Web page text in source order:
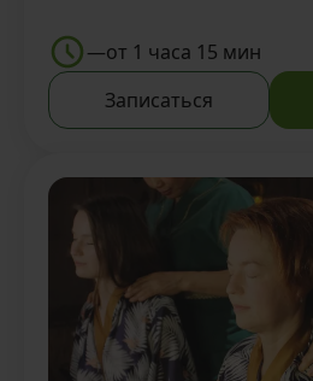
деревней BAUNTY
Традиционный
ритуал
восточные
—от 1 часа 15 мин
Записаться